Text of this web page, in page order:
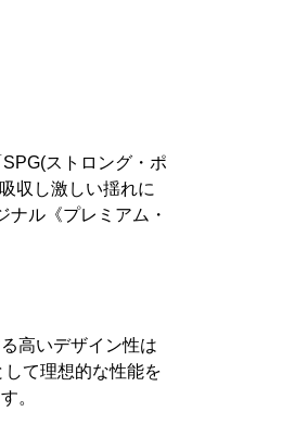
ストロング・ポ
収し激しい揺れに
ル《プレミアム・
高いデザイン性は
て理想的な性能を
。